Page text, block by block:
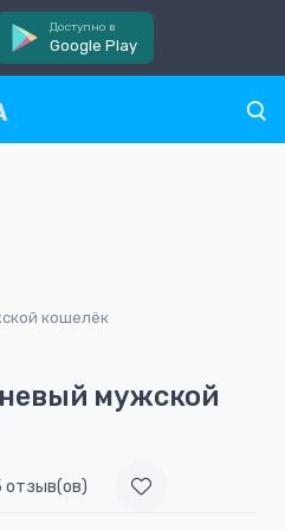
Доступно в
Google Play
кошелёк
мужской
отзыв(ов)